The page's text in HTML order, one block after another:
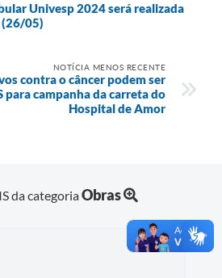
Univesp 2024 será realizada
(26/05)
NOTÍCIA MENOS RECENTE
contra o câncer podem ser
para campanha da carreta do
Hospital de Amor
da categoriaObras